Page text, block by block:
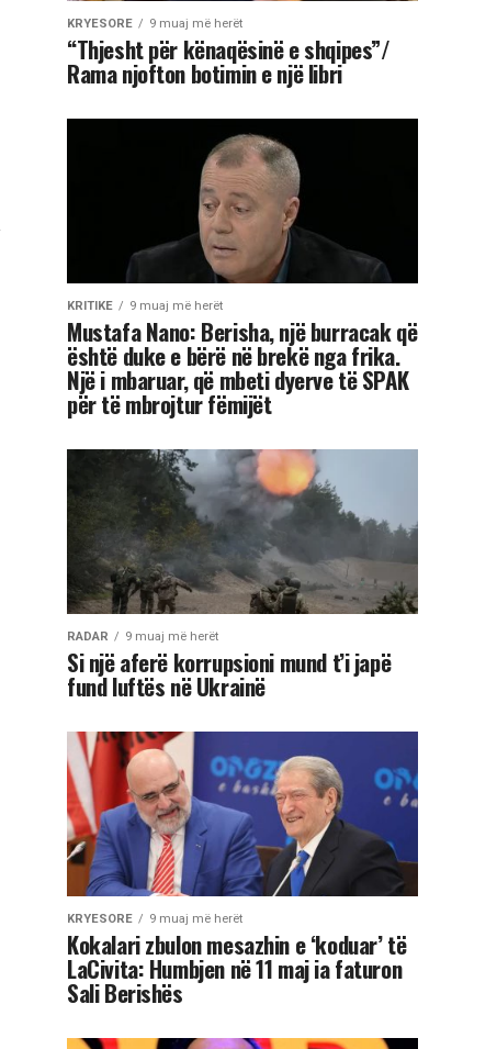
KRYESORE 9 muaj më herët
“Thjesht për kënaqësinë e shqipes”/
Rama njofton botimin e një libri
KRITIKE 9 muaj më herët
Mustafa Nano: Berisha, një burracak që
është duke e bërë në brekë nga frika.
Një i mbaruar, që mbeti dyerve të SPAK
për të mbrojtur fëmijët
RADAR 9 muaj më herët
Si një aferë korrupsioni mund t’i japë
fund luftës në Ukrainë
KRYESORE 9 muaj më herët
Kokalari zbulon mesazhin e ‘koduar’ të
LaCivita: Humbjen në 11 maj ia faturon
Sali Berishës